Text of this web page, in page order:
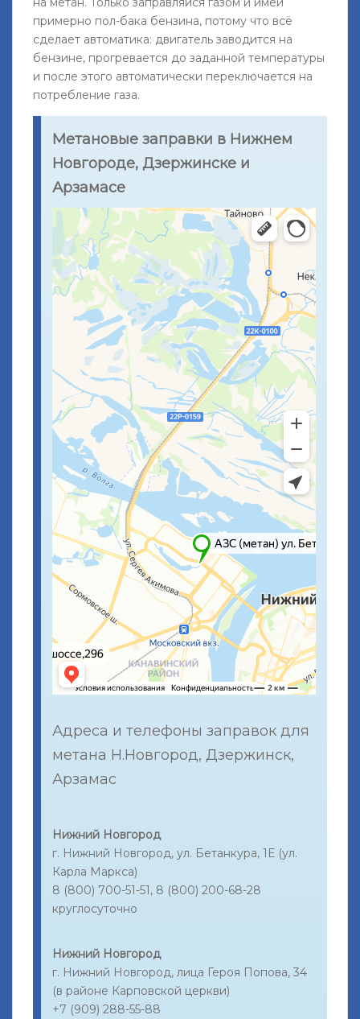
примерно пол-бака бензина, потому что всё
сделает автоматика: двигатель заводится на
бензине, прогревается до заданной температуры
и после этого автоматически переключается на
потребление газа.
Метановые заправки в Нижнем
Новгороде, Дзержинске и
Арзамасе
Адреса и телефоны заправок для
метана Н.Новгород, Дзержинск,
Арзамас
Нижний Новгород
г. Нижний Новгород, ул. Бетанкура, 1Е (ул.
Карла Маркса)
8 (800) 700-51-51, 8 (800) 200-68-28
круглосуточно
Нижний Новгород
г. Нижний Новгород, лица Героя Попова, 34
(в районе Карповской церкви)
+7 (909) 288-55-88